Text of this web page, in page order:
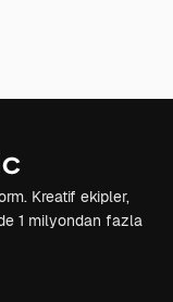
Kreatif ekipler,
1 milyondan fazla